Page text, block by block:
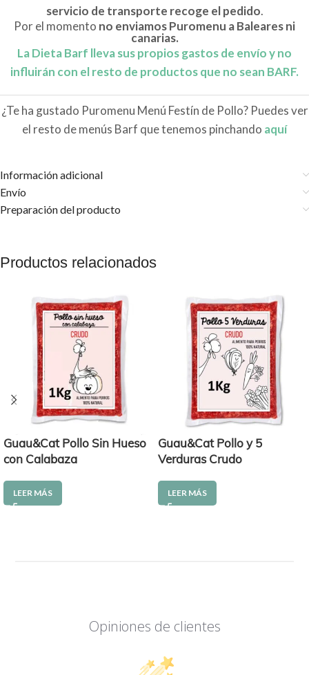
servicio de transporte recoge el pedido.
Por el momento no enviamos Puromenu a Baleares ni
canarias.
La Dieta Barf lleva sus propios gastos de envío y no
influirán con el resto de productos que no sean BARF.
¿Te ha gustado Puromenu Menú Festín de Pollo? Puedes ver
el resto de menús Barf que tenemos pinchando aquí
Información adicional
Envío
Preparación del producto
Productos relacionados
Guau&Cat Pollo Sin Hueso
con Calabaza
LEER MÁS
Guau&Cat Pollo y 5
Verduras Crudo
LEER MÁS
Opiniones de clientes